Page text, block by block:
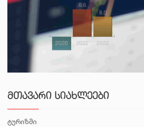
ᲛᲗᲐᲕᲐᲠᲘ ᲡᲘᲐᲮᲚᲔᲔᲑᲘ
ტურიზმი